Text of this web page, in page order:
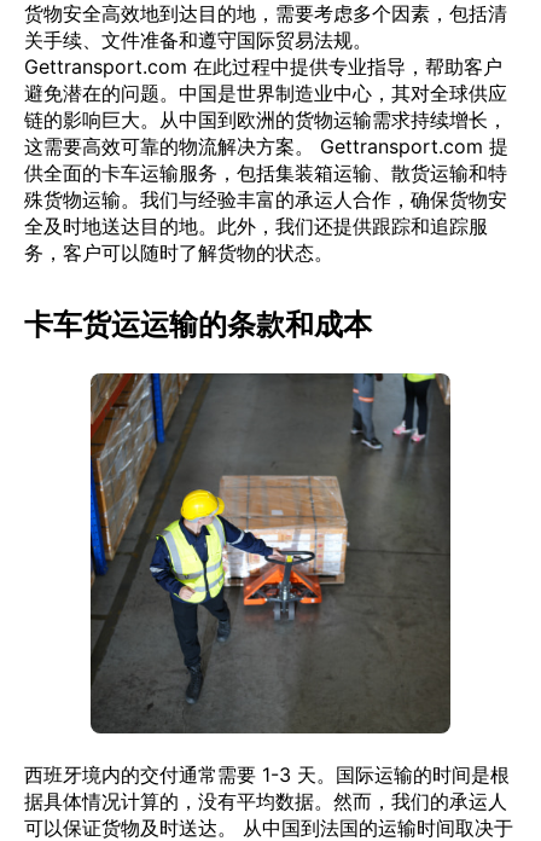
货物安全高效地到达目的地，需要考虑多个因素，包括清
关手续、文件准备和遵守国际贸易法规。
Gettransport.com 在此过程中提供专业指导，帮助客户
避免潜在的问题。中国是世界制造业中心，其对全球供应
链的影响巨大。从中国到欧洲的货物运输需求持续增长，
这需要高效可靠的物流解决方案。 Gettransport.com 提
供全面的卡车运输服务，包括集装箱运输、散货运输和特
殊货物运输。我们与经验丰富的承运人合作，确保货物安
全及时地送达目的地。此外，我们还提供跟踪和追踪服
务，客户可以随时了解货物的状态。
卡车货运运输的条款和成本
西班牙境内的交付通常需要 1-3 天。国际运输的时间是根
据具体情况计算的，没有平均数据。然而，我们的承运人
可以保证货物及时送达。 从中国到法国的运输时间取决于